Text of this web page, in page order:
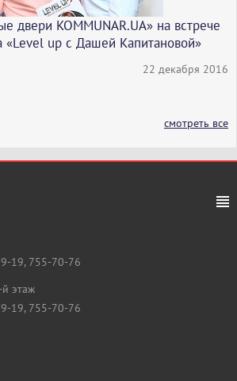
смотреть все
двери KOMMUNAR.UA» на встрече
«Level up с Дашей Капитановой»
22 декабря 2016
19, 755-70-76
й этаж
19, 755-70-76